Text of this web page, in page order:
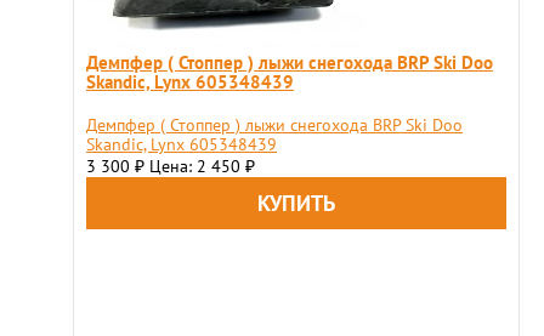
Демпфер ( Стоппер ) лыжи снегохода BRP Ski Doo
Skandic, Lynx 605348439
Демпфер ( Стоппер ) лыжи снегохода BRP Ski Doo
Skandic, Lynx 605348439
3 300 ₽ Цена: 2 450 ₽